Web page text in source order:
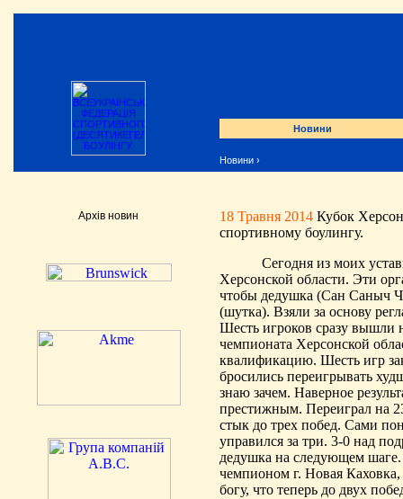
Новини
Новини ›
Архів новин 18 Травня 2014 Кубок
спортивному боулингу.
Сегодня из моих
Херсонской области. Эти
чтобы дедушка (Сан Саныч
(шутка). Взяли за основу
Шесть игроков сразу вышли
чемпионата Херсонской
квалификацию. Шесть игр
бросились переигрывать
знаю зачем. Наверное
престижным. Переиграл на
стык до трех побед. Сами
управился за три. 3-0 над
дедушка на следующем
чемпионом г. Новая
богу, что теперь до двух